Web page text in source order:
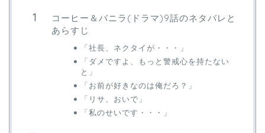
コーヒー＆バニラ(ドラマ)9話のネタバレと
あらすじ
「社長、ネクタイが・・・」
「ダメですよ、もっと警戒心を持たない
と」
「お前が好きなのは俺だろ？」
「リサ、おいで」
「私のせいです・・・」